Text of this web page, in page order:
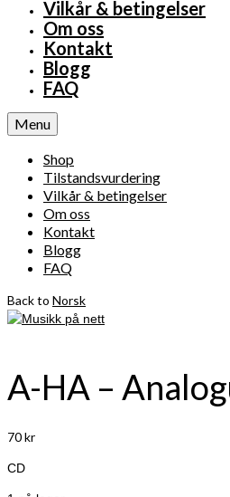
Vilkår & betingelser
Om oss
Kontakt
Blogg
FAQ
Menu
Shop
Tilstandsvurdering
Vilkår & betingelser
Om oss
Kontakt
Blogg
FAQ
Back to Norsk
A-HA –
70kr
CD